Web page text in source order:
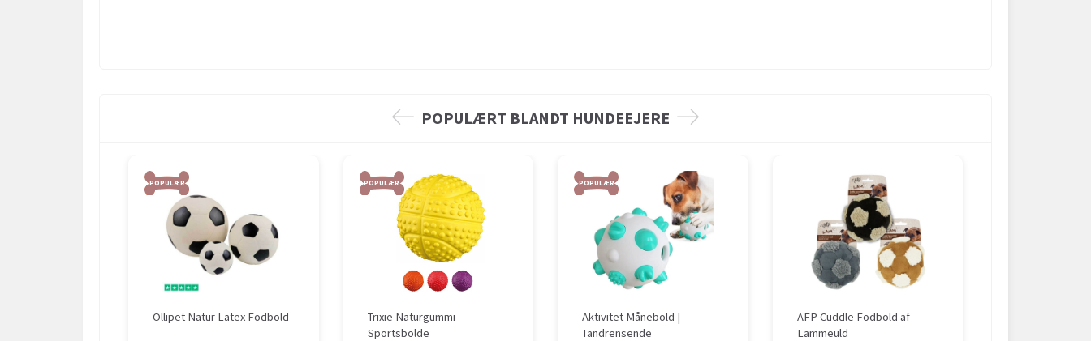
POPULÆRT BLANDT HUNDEEJERE
POPULÆR
Ollipet Natur Latex Fodbold
POPULÆR
Trixie Naturgummi
Sportsbolde
POPULÆR
Aktivitet Månebold |
Tandrensende
AFP Cuddle Fodbold af
Lammeuld